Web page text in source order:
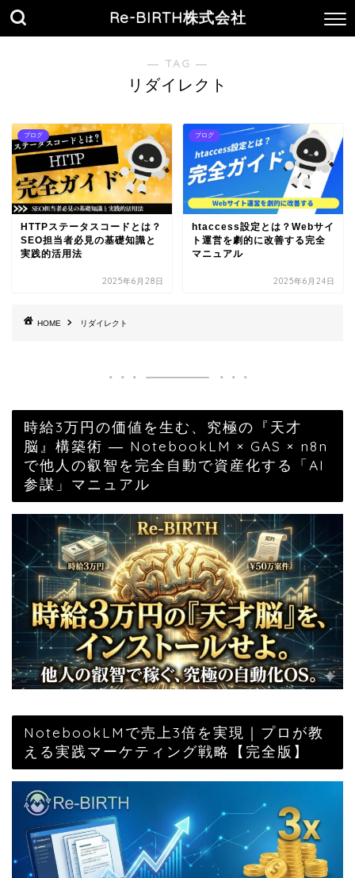
Re-BIRTH株式会社
― TAG ―
リダイレクト
ブログ
HTTPステータスコードとは？
SEO担当者必見の基礎知識と
実践的活用法
2025年6月28日
ブログ
htaccess設定とは？Webサイ
ト運営を劇的に改善する完全
マニュアル
2025年6月24日
HOME リダイレクト
時給3万円の価値を生む、究極の『天才
脳』構築術 ― NotebookLM × GAS × n8n
で他人の叡智を完全自動で資産化する「AI
参謀」マニュアル
NotebookLMで売上3倍を実現｜プロが教
える実践マーケティング戦略【完全版】